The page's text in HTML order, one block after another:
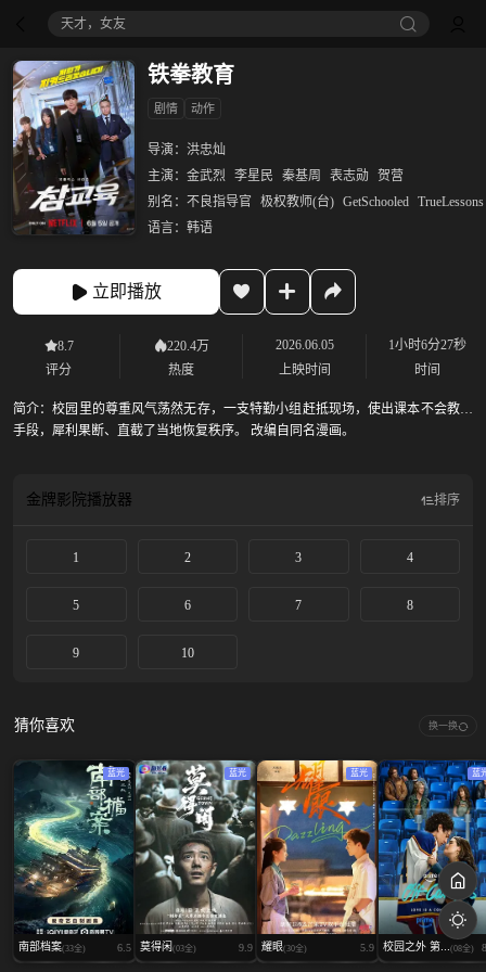
天才，女友
铁拳教育
剧情 动作
导演： 洪忠灿
主演： 金武烈 李星民 秦基周 表志勋
贺营
别名： 不良指导官 极权教师(台) GetSchooled TrueLessons
语言： 韩语
立即播放
8.7
评分
220.4万
热度
2026.06.05
上映时间
1小时6分27秒
时间
简介：校园里的尊重风气荡然无存，一支特勤小组赶抵现场，使出课本不会教的
手段，犀利果断、直截了当地恢复秩序。 改编自同名漫画。
金牌影院播放器 排序
1 2 3 4
5 6 7 8
9 10
猜你喜欢 换一换
蓝光
南部档案(33全) 6.5
蓝光
莫得闲 (03全) 9.9
蓝光
耀眼(30全) 5.9
蓝
校园之外 第... (08全)